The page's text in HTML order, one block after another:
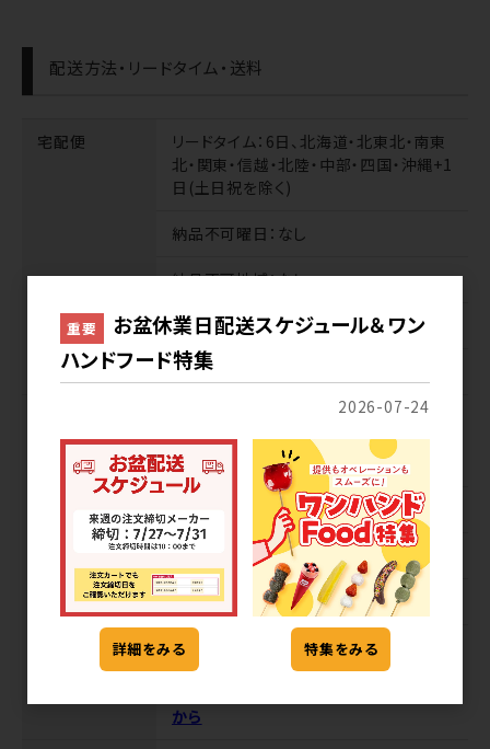
配送方法・リードタイム・送料
宅配便 リードタイム ：6日、北海道・北東北・南東
北・関東・信越・北陸・中部・四国・沖縄+1
日(土日祝を除く)
納品不可曜日 ：なし
納品不可地域：なし
配送ロット：2ケース単位
送料：送料込
：6日、北海道・北東北・南東
北・関東・信越・北陸・中部・四国・沖縄+1
日(土日祝を除く)
納品不可曜日 ：なし
納品不可地域：なし
配送ロット ：混載6ケース以上
送料
から
重要
お盆休業日配送スケジュール＆ワン
ハンドフード特集
2026-07-24
詳細をみる 特集をみる